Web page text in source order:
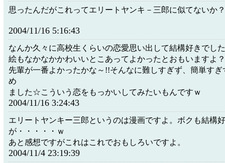
思ったんだがこれってエリートヤンキ－三郎に似てないか？
2004/11/16 5:16:43
なんか久々に高校生くらいの恋愛思い出して結構好きでし
絵もなかなかかわいいとこあってよかったとおもいますよ？
先輩が一番よかったかな～!!そんなに難しすぎず、簡単す
め
ました☆こういう恋をもっかいしてみたいもんですｗ
2004/11/16 3:24:43
エリートヤンキー三郎というのは漫画ですよ。ボクも結構
が・・・・・ｗ
あと感想ですがこれはこれでおもしろいですよ。
2004/11/4 23:19:39